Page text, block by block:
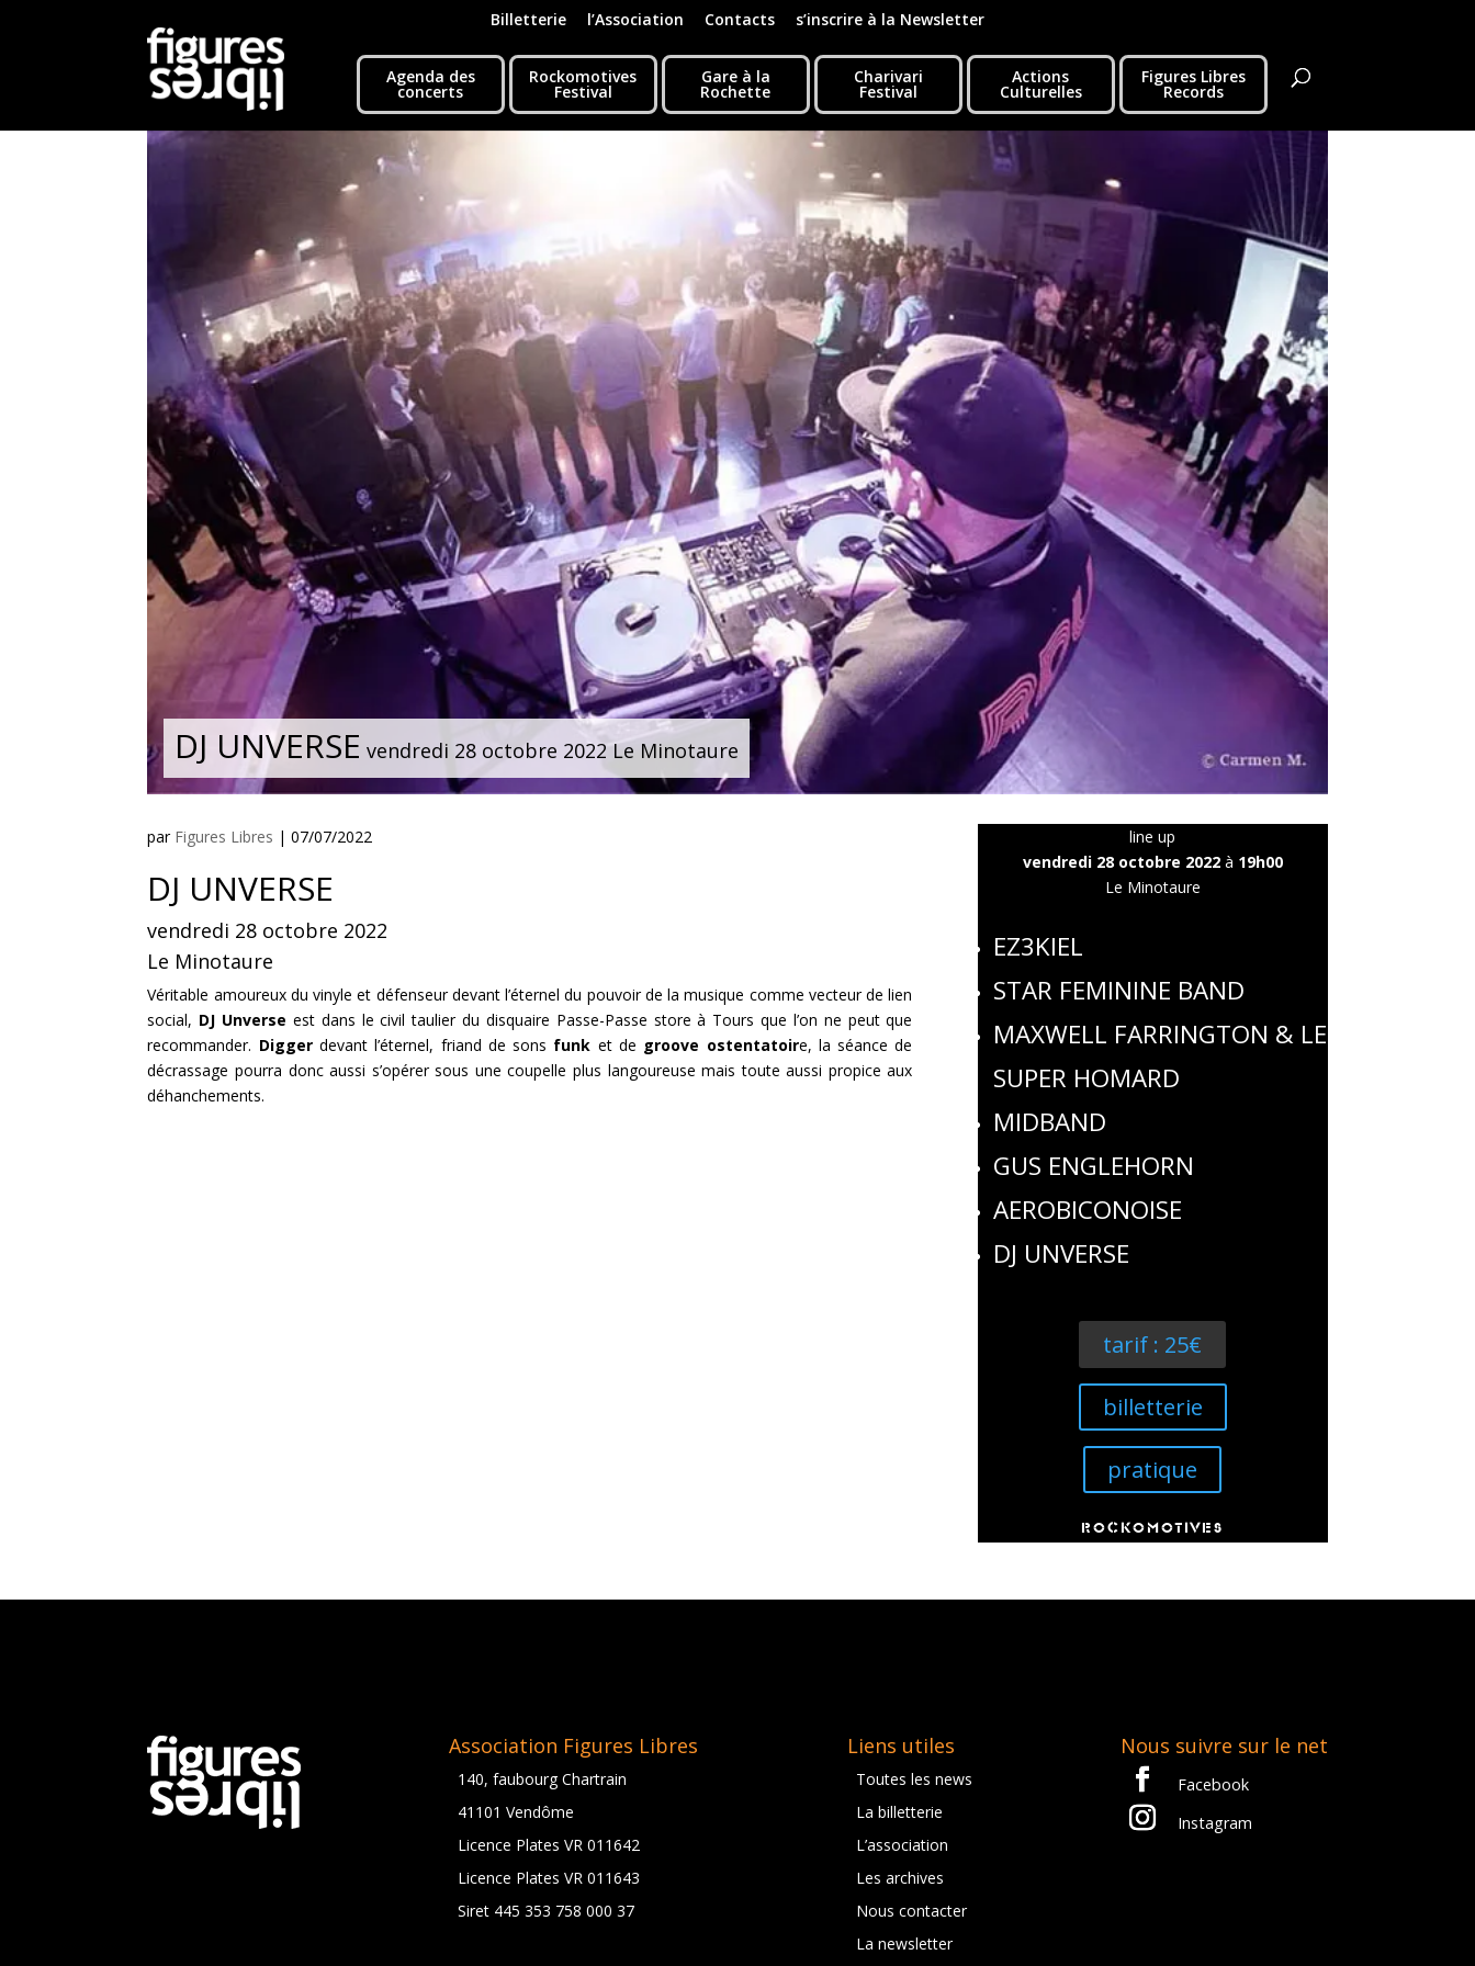
Billetterie l’Association Contacts s’inscrire à la Newsletter
Agenda des
concerts
Rockomotives
Festival
Gare à la
Rochette
Charivari
Festival
Actions
Culturelles
Figures Libres
Records
DJ UNVERSE vendredi 28 octobre 2022 Le Minotaure
par Figures Libres |07/07/2022
DJ UNVERSE
vendredi 28 octobre 2022
Le Minotaure
Véritable amoureux du vinyle et défenseur devant l’éternel du pouvoir de la musique comme vecteur de lien
social, DJ Unverse est dans le civil taulier du disquaire Passe-Passe store à Tours que l’on ne peut que
recommander. Diggerdevant l’éternel, friand de sons funk et de groove ostentatoire, la séance de
décrassage pourra donc aussi s’opérer sous une coupelle plus langoureuse mais toute aussi propice aux
déhanchements.
line up
vendredi 28 octobre 2022à 19h00
Le Minotaure
EZ3KIEL
STAR FEMININE BAND
MAXWELL FARRINGTON & LE
SUPER HOMARD
MIDBAND
GUS ENGLEHORN
AEROBICONOISE
DJ UNVERSE
tarif : 25€
billetterie
pratique
ROCKOMOTIVES
Association Figures Libres
140, faubourg Chartrain
41101 Vendôme
Licence Plates VR 011642
Licence Plates VR 011643
Siret 445 353 758 000 37
Liens utiles
Toutes les news
La billetterie
L’association
Les archives
Nous contacter
La newsletter
Nous suivre sur le net
Facebook
Instagram